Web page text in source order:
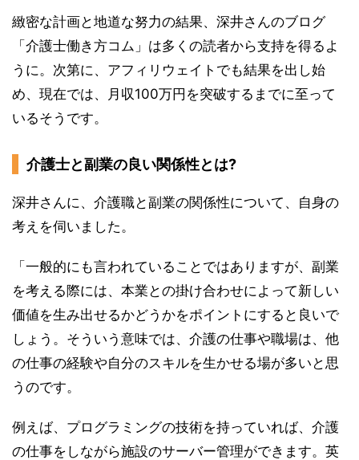
緻密な計画と地道な努力の結果、深井さんのブログ
「介護士働き方コム」は多くの読者から支持を得るよ
うに。次第に、アフィリウェイトでも結果を出し始
め、現在では、月収100万円を突破するまでに至って
いるそうです。
介護士と副業の良い関係性とは?
深井さんに、介護職と副業の関係性について、自身の
考えを伺いました。
「一般的にも言われていることではありますが、副業
を考える際には、本業との掛け合わせによって新しい
価値を生み出せるかどうかをポイントにすると良いで
しょう。そういう意味では、介護の仕事や職場は、他
の仕事の経験や自分のスキルを生かせる場が多いと思
うのです。
例えば、プログラミングの技術を持っていれば、介護
の仕事をしながら施設のサーバー管理ができます。英